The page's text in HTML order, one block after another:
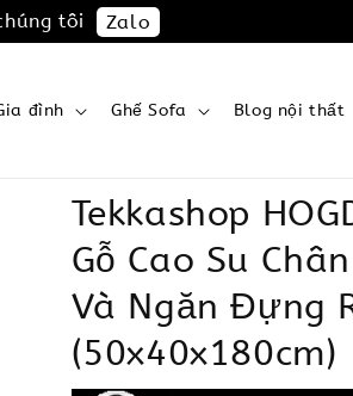
tôi Zalo
đình Ghế Sofa Blog nội thất
Tekkashop
Gỗ Cao Su
Và Ngăn Đựng
(50x40x180cm)